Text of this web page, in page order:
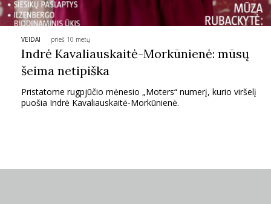
Jūs sutinkate su
VEIDAI prieš 10 metų
Indrė Kavaliauskaitė-Morkūnienė: mūsų
šeima netipiška
Pristatome rugpjūčio mėnesio „Moters“ numerį, kurio viršelį
puošia Indrė Kavaliauskaitė-Morkūnienė.